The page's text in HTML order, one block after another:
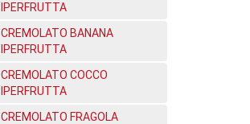
IPERFRUTTA
CREMOLATO BANANA
IPERFRUTTA
CREMOLATO COCCO
IPERFRUTTA
CREMOLATO FRAGOLA